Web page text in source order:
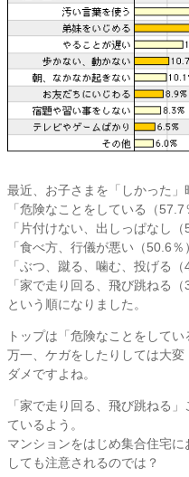
最近、お子さまを「しかった」
「危険なことをしている（57.7
「片付けない、出しっぱなし（
「食べ方、行儀が悪い（50.6％
「ぶつ、蹴る、噛む、投げる（
「家で走り回る、飛び跳ねる（
という順になりました。
トップは「危険なことをしてい
万一、ケガをしたりしては大
ダメですよね。
「家で走り回る、飛び跳ねる
ているよう。
マンションをはじめ集合住宅
しても注意されるのでは？